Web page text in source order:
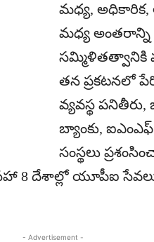
మధ్య, అధికారిక,
మధ్య అంతరాన్ని
సమ్మిళితత్వానికి
తన ప్రకటనలో
వ్యవస్థ పనితీరు,
బ్యాంకు,
సంస్థలు
సహా 8 దేశాల్లో యూపీఐ
- Advertisement -